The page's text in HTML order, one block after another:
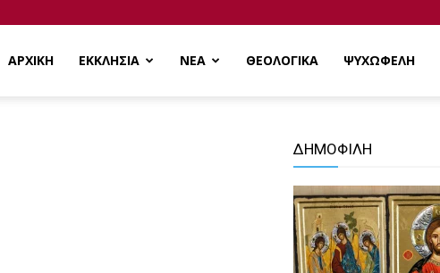
ΑΡΧΙΚΗ ΕΚΚΛΗΣΙΑ ΝΕΑ ΘΕΟΛΟΓΙΚΑ ΨΥΧΩΦΕΛΗ
ΔΗΜΟΦΙΛΗ